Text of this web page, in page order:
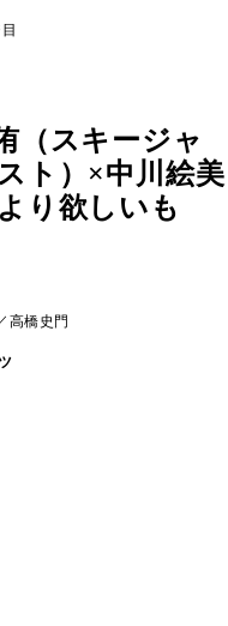
（スキージャ
ト）×中川絵美
り欲しいも
高橋史門